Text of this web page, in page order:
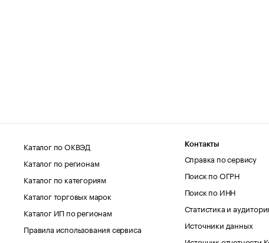
Каталог по ОКВЭД
Каталог по регионам
Каталог по категориям
Каталог торговых марок
Каталог ИП по регионам
Правила использования сервиса
Контакты
Справка по сервису
Поиск по ОГРН
Поиск по ИНН
Статистика и
Источники данных